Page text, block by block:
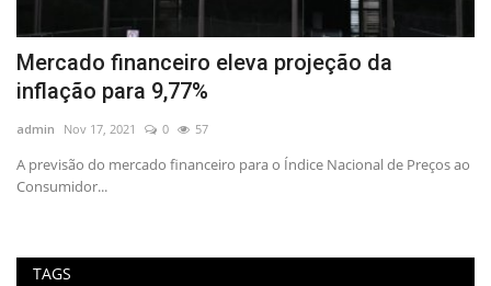
Mercado financeiro eleva projeção da
inflação para 9,77%
admin Nov 17, 2021 0 57
A previsão do mercado financeiro para o Índice Nacional de Preços ao
Consumidor...
TAGS